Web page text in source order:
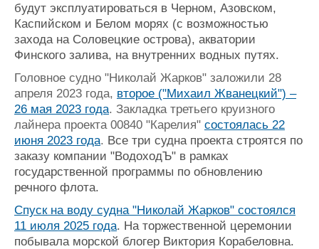
будут эксплуатироваться в Черном, Азовском,
Каспийском и Белом морях (с возможностью
захода на Соловецкие острова), акватории
Финского залива, на внутренних водных путях.
Головное судно "Николай Жарков" заложили 28
апреля 2023 года, второе ("Михаил Жванецкий") –
26 мая 2023 года. Закладка третьего круизного
лайнера проекта 00840 "Карелия" состоялась 22
июня 2023 года. Все три судна проекта строятся по
заказу компании "ВодоходЪ" в рамках
государственной программы по обновлению
речного флота.
Спуск на воду судна "Николай Жарков" состоялся
11 июля 2025 года. На торжественной церемонии
побывала морской блогер Виктория Корабеловна.